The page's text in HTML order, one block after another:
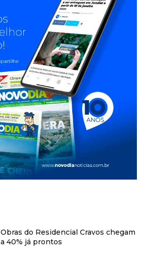
Obras do Residencial Cravos chegam
a 40% já prontos